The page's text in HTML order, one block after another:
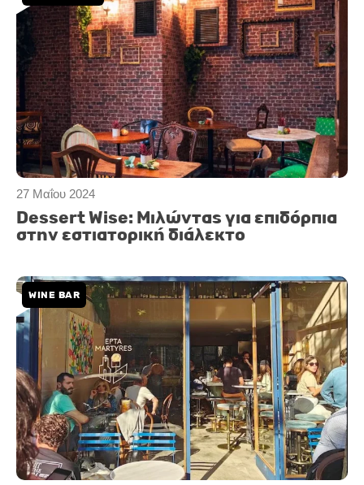
27 Μαΐου 2024
Dessert Wise: Μιλώντας για επιδόρπια
στην εστιατορική διάλεκτο
WINE BAR